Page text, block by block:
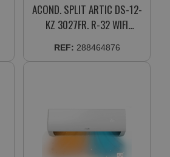
ACOND. SPLIT ARTIC DS-12-
KZ 3027FR. R-32 WIFI
(3NDA01705)
REF: 288464876